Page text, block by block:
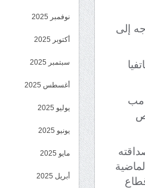
إلى
نوفمبر 2025
أكتوبر 2025
سبتمبر 2025
أغسطس 2025
يوليو 2025
يونيو 2025
مايو 2025
أبريل 2025